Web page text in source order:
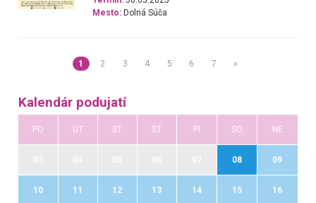
Mesto: Dolná Súča
1 2 3 4 5 6 7 »
Kalendár podujatí
PO UT ST ŠT PI SO NE
08 09
10 11 12 13 14 15 16